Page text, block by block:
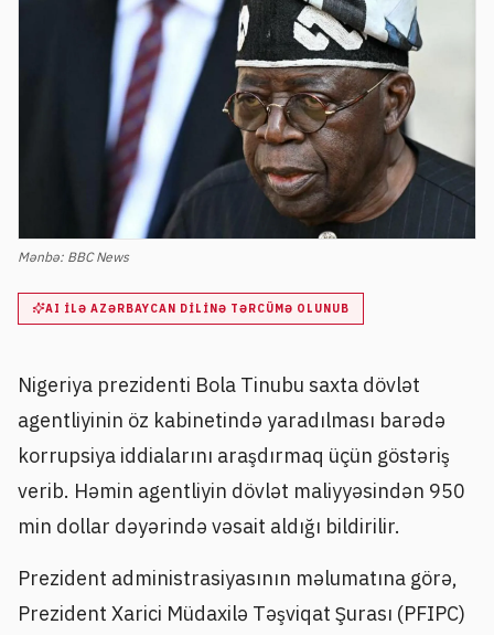
Mənbə: BBC News
AI ILƏ AZƏRBAYCAN DILINƏ TƏRCÜMƏ OLUNUB
Nigeriya prezidenti Bola Tinubu saxta dövlət
agentliyinin öz kabinetində yaradılması barədə
korrupsiya iddialarını araşdırmaq üçün göstəriş
verib. Həmin agentliyin dövlət maliyyəsindən 950
min dollar dəyərində vəsait aldığı bildirilir.
Prezident administrasiyasının məlumatına görə,
Prezident Xarici Müdaxilə Təşviqat Şurası (PFIPC)